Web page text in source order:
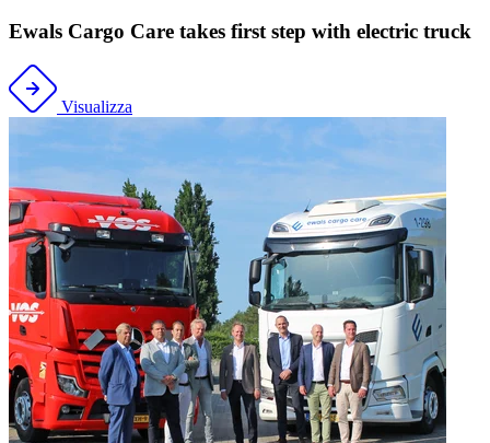
Ewals Cargo Care takes first step with electric truck
Visualizza